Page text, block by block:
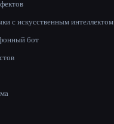
с искусственным интеллектом
бот